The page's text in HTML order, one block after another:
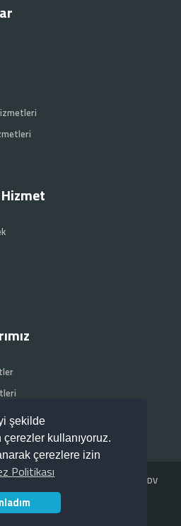
şekilde
kullanıyoruz.
çerezlere izin
Politikası
Tasarım Hizmetleri -- Fiyatlarımız KDV